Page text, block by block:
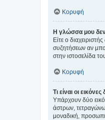
Κορυφή
Η γλώσσα μου δεν
Είτε ο
συζητήσεων αν
στην ιστοσελίδα
Κορυφή
Τι είναι οι
Υπάρχουν δύο
άστρων,
μοναδική,